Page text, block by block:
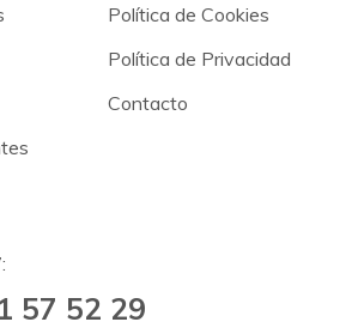
Política de Cookies
Política de Privacidad
Contacto
57 52 29